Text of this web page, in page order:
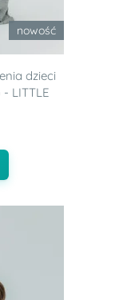
nowość
dzieci
LITTLE